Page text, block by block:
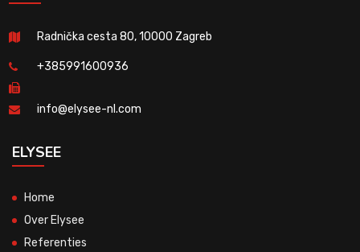
Radnička cesta 80, 10000 Zagreb
+385991600936
info@elysee-nl.com
ELYSEE
Home
Over Elysee
Referenties